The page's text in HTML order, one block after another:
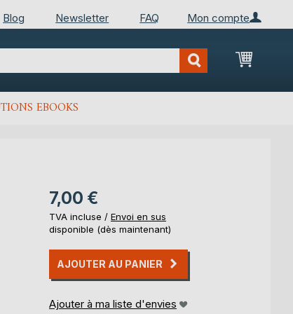
Mon compte
Blog Newsletter FAQ
Mon
EBOOKS
7,00 €
TVA incluse / Envoi en sus
disponible (dès maintenant)
AJOUTER AU PANIER
Ajouter à ma liste d'envies